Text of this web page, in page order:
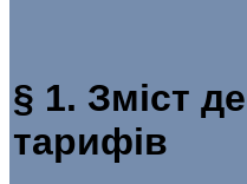
§ 1. Зміст